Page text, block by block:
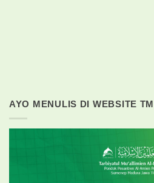
AYO MENULIS DI WEBSITE TMI